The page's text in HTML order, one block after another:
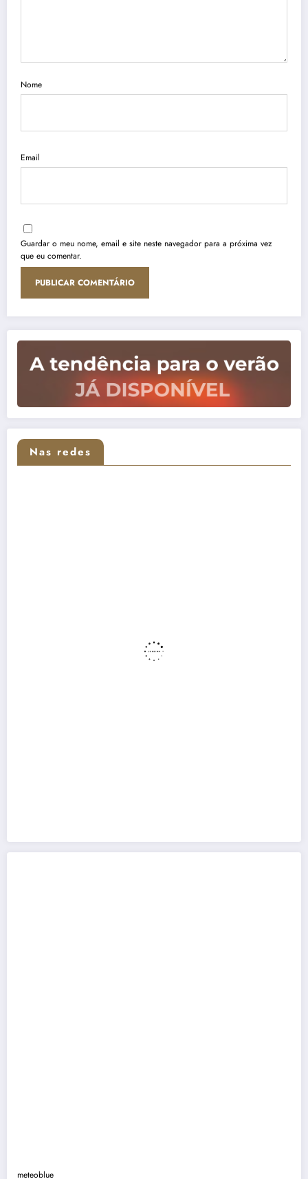
Nome
Email
Guardar o meu nome, email e site neste navegador para a próxima vez
que eu comentar.
Nas redes
meteoblue